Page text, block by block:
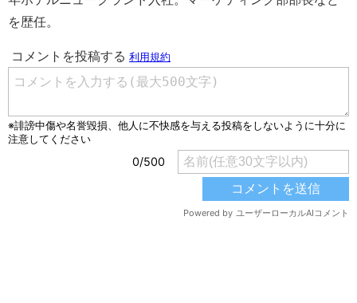
を歴任。